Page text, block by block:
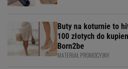
Buty na koturnie to
100 złotych do
Born2be
MATERIAŁ PROMOCYJNY